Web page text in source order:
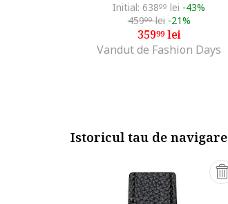
Initial: 63899 lei -43%
45999lei -21%
35999lei
Vandut de Fashion Days
Istoricul tau de navigare